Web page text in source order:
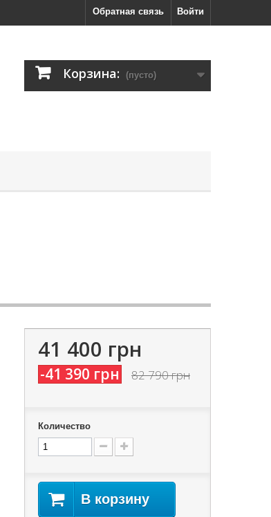
Войти
Обратная связь
Корзина: (пусто)
41 400 грн
-41 390 грн 82 790 грн
Количество
В корзину